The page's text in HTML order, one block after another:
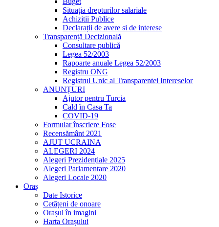
Situația drepturilor salariale
Achizitii Publice
Declarații de avere si de interese
Transparență Decizională
Consultare publică
Legea 52/2003
Rapoarte anuale Legea 52/2003
Registru ONG
Registrul Unic al Transparentei Intereselor
ANUNȚURI
Ajutor pentru Turcia
Cald în Casa Ta
COVID-19
Formular înscriere Fose
Recensământ 2021
AJUT UCRAINA
ALEGERI 2024
Alegeri Prezidențiale 2025
Alegeri Parlamentare 2020
Alegeri Locale 2020
Oraș
Date Istorice
Cetățeni de onoare
Orașul în imagini
Harta Orașului